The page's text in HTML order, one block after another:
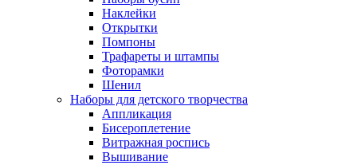
Наклейки
Открытки
Помпоны
Трафареты и штампы
Фоторамки
Шенил
Наборы для детского творчества
Аппликация
Бисероплетение
Витражная роспись
Вышивание